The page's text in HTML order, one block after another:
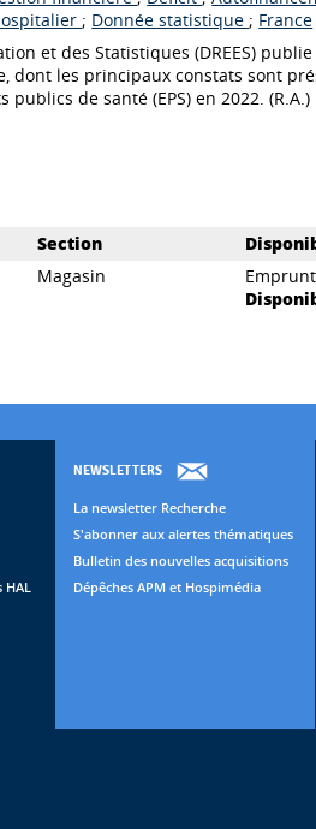
; Donnée statistique ; France
et des Statistiques (DREES)
dont les principaux constats sont
de santé (EPS) en 2022. (R.A.)
Section
Magasin
HAL
NEWSLETTERS
La newsletter Recherche
S'abonner aux alertes thématiques
Bulletin des nouvelles acquisitions
Dépêches APM et Hospimédia